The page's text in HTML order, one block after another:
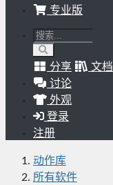
专业版
分享
文档
讨论
外观
登录
注册
动作库
所有软件